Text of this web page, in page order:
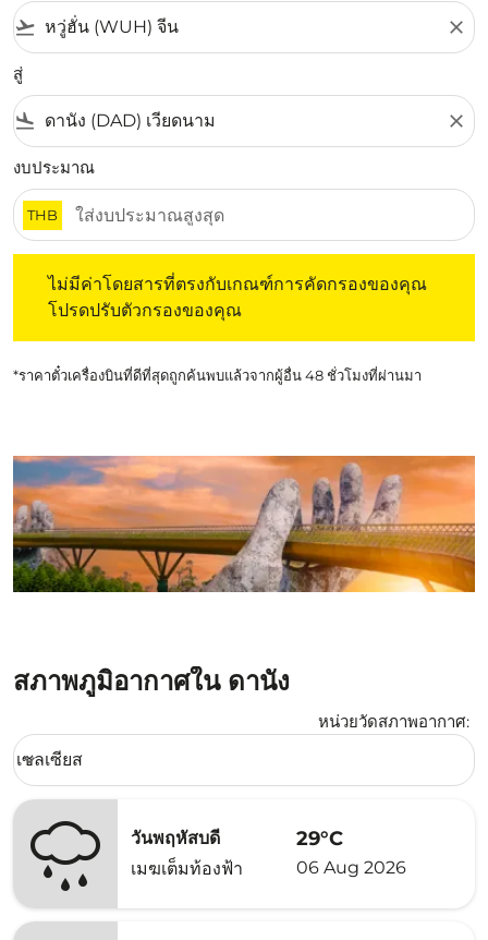
flight_takeoff close
สู่
flight_land close
งบประมาณ
THB
ไม่มีค่าโดยสารที่ตรงกับเกณฑ์การคัดกรองของคุณ
โปรดปรับตัวกรองของคุณ
*ราคาตั๋วเครื่องบินที่ดีที่สุดถูกค้นพบแล้วจากผู้อื่น 48 ชั่วโมงที่ผ่านมา
สภาพภูมิอากาศใน ดานัง
หน่วยวัดสภาพอากาศ:
Weather unit option เซลเซียส Selected
เซลเซียส
keyboard_arrow_down
วันพฤหัสบดี
เมฆเต็มท้องฟ้า
29°C
06 Aug 2026